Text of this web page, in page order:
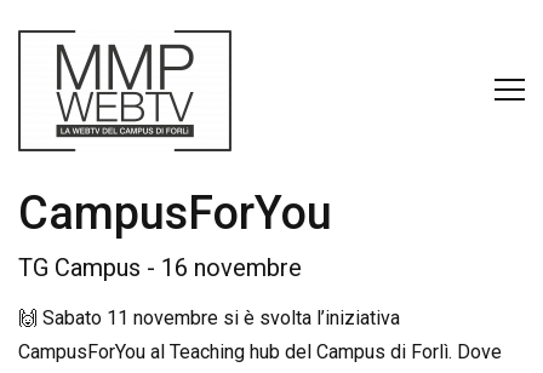
CampusForYou
TG Campus - 16 novembre
🙌 Sabato 11 novembre si è svolta l’iniziativa
CampusForYou al Teaching hub del Campus di Forlì. Dove